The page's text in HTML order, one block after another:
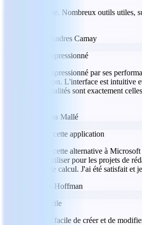
Incroyable. Nombreux outils utiles,
Julio Andres Camay
Je suis impressionné
Je suis impressionné par ses
d'utilisation. L'interface est intuitive
fonctionnalités sont exactement
Labass Mallé
J'ai aimé cette application
J'ai aimé cette alternative à
facile à utiliser pour les projets de
feuilles de calcul. J'ai été satisfait et
Ryan Hoffman
Super facile
Il est très facile de créer et de